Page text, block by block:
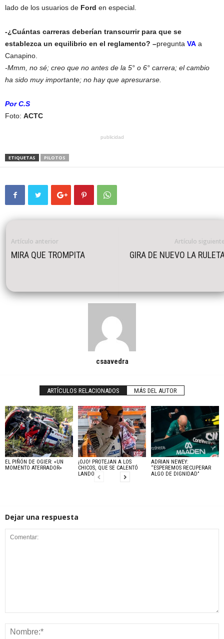
lado de los usuarios de Ford en especial.
-¿Cuántas carreras deberían transcurrir para que se
establezca un equilibrio en el reglamento? –pregunta VA a
Canapino.
-Mmm, no sé; creo que no antes de la 5° o 6° carrera; el cambio
ha sido muy importante; no hay que apresurarse.
Por C.S
Foto: ACTC
publicidad
ETIQUETAS PILOTOS
Artículo anterior
MIRA QUE TROMPITA
Artículo
GIRA DE NUEVO LA
csaavedra
ARTÍCULOS RELACIONADOS MÁS DEL AUTOR
EL PIÑÓN DE OGIER: «UN
MOMENTO ATERRADOR»
¡OJO! PROTEJAN A LOS
CHICOS, QUE SE CALENTÓ
LANDO
ADRIAN NEWEY:
“ESPEREMOS RECUPERAR
ALGO DE DIGNIDAD”
Dejar una respuesta